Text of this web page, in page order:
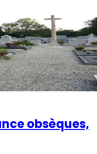
obsèques,